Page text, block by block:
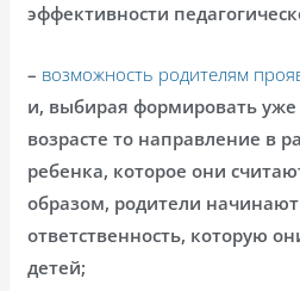
эффективности
– возможность родителям
и, выбирая формировать
возрасте то направление в
ребенка, которое они
образом, родители
ответственность, которую
детей;